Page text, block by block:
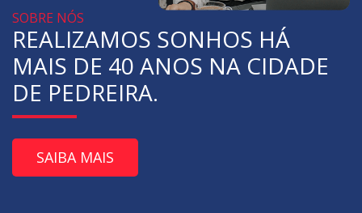
SOBRE NÓS
REALIZAMOS SONHOS HÁ
MAIS DE 40 ANOS NA CIDADE
DE PEDREIRA.
SAIBA MAIS